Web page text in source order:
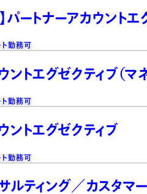
ートナーアカウントエ
ト勤務可
ントエグゼクティブ（マ
ト勤務可
ントエグゼクティブ
ト勤務可
ルティング／カスタマ